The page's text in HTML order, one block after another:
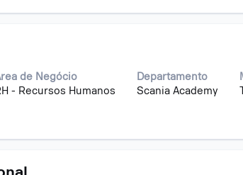
de Negócio
- Recursos Humanos
Departamento
Scania Academy